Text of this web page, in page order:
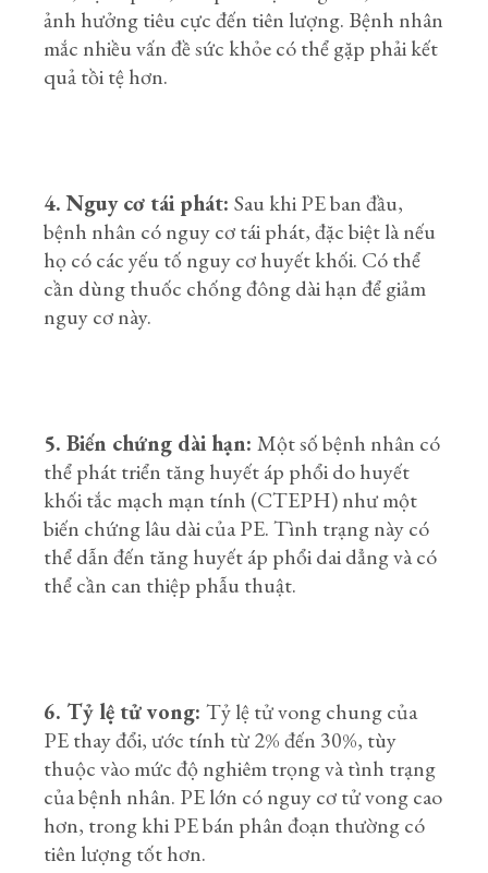
ảnh hưởng tiêu cực đến tiên lượng. Bệnh nhân
mắc nhiều vấn đề sức khỏe có thể gặp phải kết
quả tồi tệ hơn.
4. Nguy cơ tái phát: Sau khi PE ban đầu,
bệnh nhân có nguy cơ tái phát, đặc biệt là nếu
họ có các yếu tố nguy cơ huyết khối. Có thể
cần dùng thuốc chống đông dài hạn để giảm
nguy cơ này.
5. Biến chứng dài hạn: Một số bệnh nhân có
thể phát triển tăng huyết áp phổi do huyết
khối tắc mạch mạn tính (CTEPH) như một
biến chứng lâu dài của PE. Tình trạng này có
thể dẫn đến tăng huyết áp phổi dai dẳng và có
thể cần can thiệp phẫu thuật.
6. Tỷ lệ tử vong: Tỷ lệ tử vong chung của
PE thay đổi, ước tính từ 2% đến 30%, tùy
thuộc vào mức độ nghiêm trọng và tình trạng
của bệnh nhân. PE lớn có nguy cơ tử vong cao
hơn, trong khi PE bán phân đoạn thường có
tiên lượng tốt hơn.